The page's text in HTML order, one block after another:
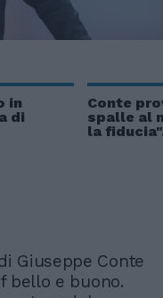
in
di
Conte
spalle al
la
Giuseppe Conte
bello e buono.